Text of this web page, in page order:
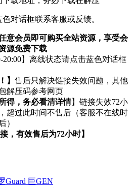
对话框联系客服或反馈。
意会员即可购买全站资源，享受会
源免费下载
20:00】离线状态请点击蓝色对话框
】 售后只解决链接失效问题，其他
解压码参考网页
得，务必看清详情】链接失效72小
超过此时间不售后（客服不在线时
）
，有效售后为72小时】
Guard 巨GEN